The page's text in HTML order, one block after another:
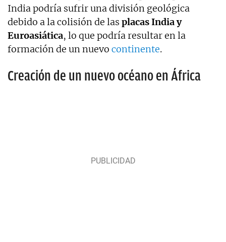
India podría sufrir una división geológica
debido a la colisión de las placas India y
Euroasiática, lo que podría resultar en la
formación de un nuevo continente.
Creación de un nuevo océano en África